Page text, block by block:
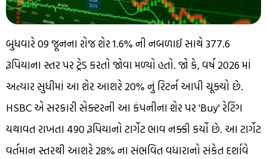
બુધવારે 09 જૂનના રોજ શેર 1.6% ની નબળાઈ સાથે 377.6
રૂપિયાના સ્તર પર ટ્રેડ કરતો જોવા મળ્યો હતો. જો કે, વર્ષ 2026 માં
અત્યાર સુધીમાં આ શેર આશરે 20% નું રિટર્ન આપી ચૂક્યો છે.
HSBC એ સરકારી સેક્ટરની આ કંપનીના શેર પર 'Buy' રેટિંગ
યથાવત રાખતા 490 રૂપિયાનો ટાર્ગેટ ભાવ નક્કી કર્યો છે. આ ટાર્ગેટ
વર્તમાન સ્તરથી આશરે 28% ના સંભવિત વધારાનો સંકેત દર્શાવે